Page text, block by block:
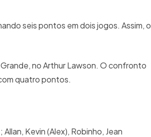
seis pontos em dois jogos. Assim, o
no Arthur Lawson. O confronto
quatro pontos.
Kevin (Alex), Robinho, Jean